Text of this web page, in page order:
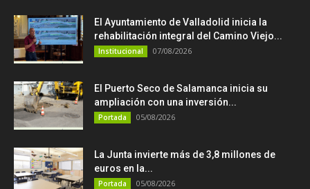
El Ayuntamiento de Valladolid inicia la
rehabilitación integral del Camino Viejo...
Institucional 07/08/2026
El Puerto Seco de Salamanca inicia su
ampliación con una inversión...
Portada 05/08/2026
La Junta invierte más de 3,8 millones de
euros en la...
Portada 05/08/2026